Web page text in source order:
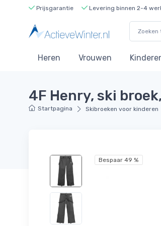
Prijsgarantie Levering binnen 2-4
Heren Vrouwen
4F Henry, ski
Startpagina Skibroeken voor kinderen
Bespaar 49 %